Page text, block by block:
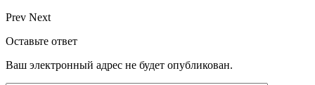
Prev Next
Оставьте ответ
Ваш электронный адрес не будет опубликован.